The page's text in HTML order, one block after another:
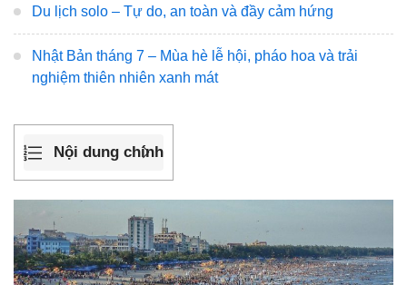
Du lịch solo – Tự do, an toàn và đầy cảm hứng
Nhật Bản tháng 7 – Mùa hè lễ hội, pháo hoa và trải
nghiệm thiên nhiên xanh mát
Nội dung chính